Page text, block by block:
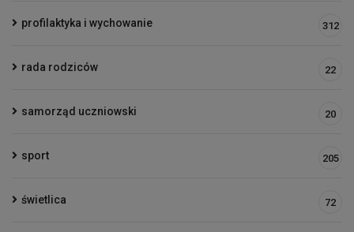
profilaktyka i wychowanie 312
rada rodziców 22
samorząd uczniowski 20
sport 205
świetlica 72